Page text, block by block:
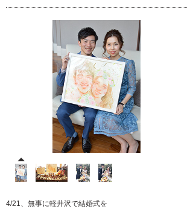
4/21、無事に軽井沢で結婚式を